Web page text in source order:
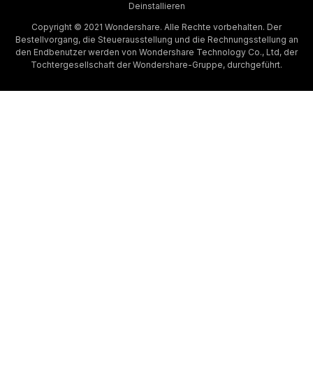
Deinstallieren
Copyright © 2021 Wondershare. Alle Rechte vorbehalten. Der
Bestellvorgang, die Steuerausstellung und die Rechnungsstellung an
den Endbenutzer werden von Wondershare Technology Co., Ltd, der
Tochtergesellschaft der Wondershare-Gruppe, durchgeführt.